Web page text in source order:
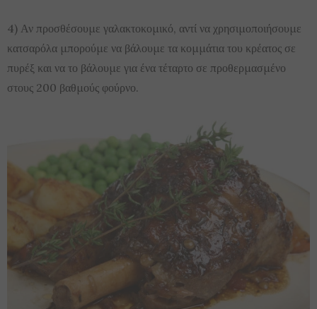
4) Αν προσθέσουμε γαλακτοκομικό, αντί να χρησιμοποιήσουμε
κατσαρόλα μπορούμε να βάλουμε τα κομμάτια του κρέατος σε
πυρέξ και να το βάλουμε για ένα τέταρτο σε προθερμασμένο
στους 200 βαθμούς φούρνο.